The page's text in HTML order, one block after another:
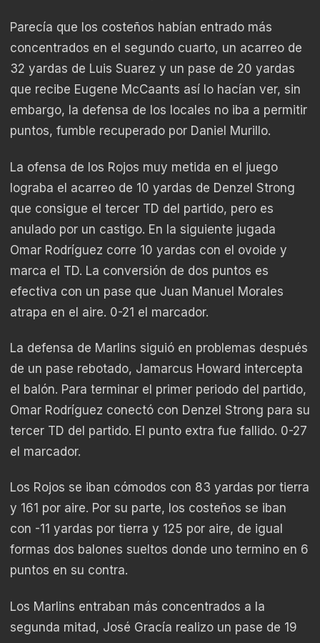
Parecía que los costeños habían entrado más
concentrados en el segundo cuarto, un acarreo de
32 yardas de Luis Suarez y un pase de 20 yardas
que recibe Eugene McCaants así lo hacían ver, sin
embargo, la defensa de los locales no iba a permitir
puntos, fumble recuperado por Daniel Murillo.
La ofensa de los Rojos muy metida en el juego
lograba el acarreo de 10 yardas de Denzel Strong
que consigue el tercer TD del partido, pero es
anulado por un castigo. En la siguiente jugada
Omar Rodríguez corre 10 yardas con el ovoide y
marca el TD. La conversión de dos puntos es
efectiva con un pase que Juan Manuel Morales
atrapa en el aire. 0-21 el marcador.
La defensa de Marlins siguió en problemas después
de un pase rebotado, Jamarcus Howard intercepta
el balón. Para terminar el primer periodo del partido,
Omar Rodríguez conectó con Denzel Strong para su
tercer TD del partido. El punto extra fue fallido. 0-27
el marcador.
Los Rojos se iban cómodos con 83 yardas por tierra
y 161 por aire. Por su parte, los costeños se iban
con -11 yardas por tierra y 125 por aire, de igual
formas dos balones sueltos donde uno termino en 6
puntos en su contra.
Los Marlins entraban más concentrados a la
segunda mitad, José Gracía realizo un pase de 19